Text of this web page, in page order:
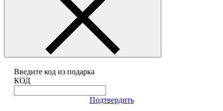
Введите код из подарка
КОД
Подтвердить